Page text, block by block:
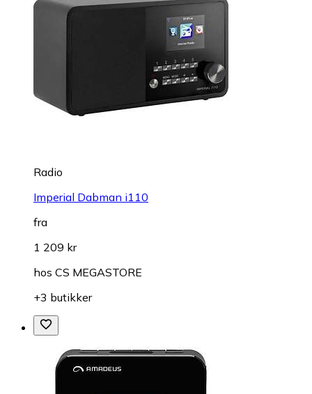
Radio
Imperial Dabman i110
fra
1 209 kr
hos CS MEGASTORE
+3 butikker